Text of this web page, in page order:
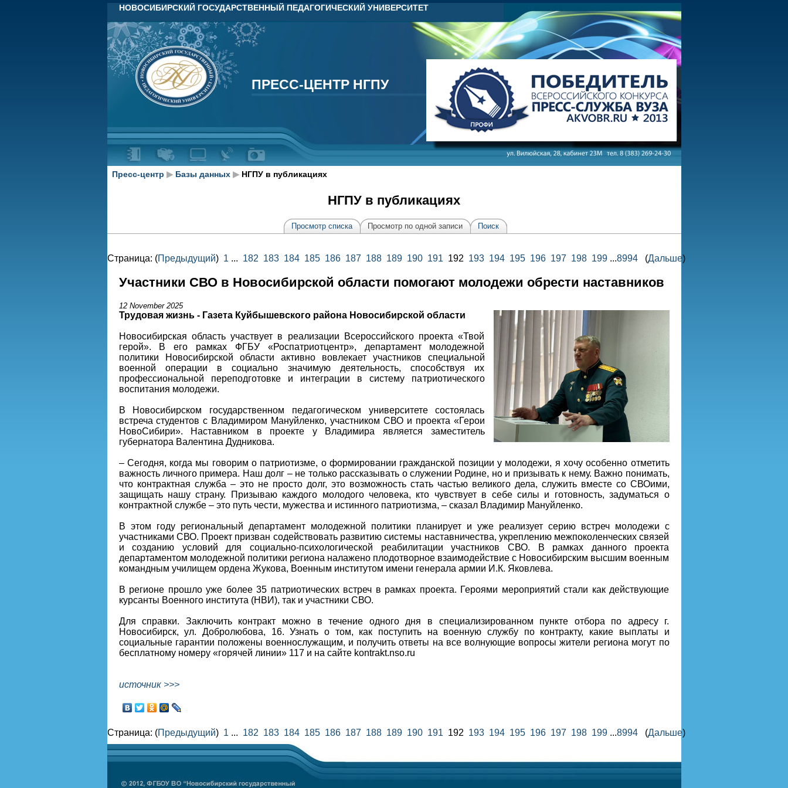
НОВОСИБИРСКИЙ ГОСУДАРСТВЕННЫЙ ПЕДАГОГИЧЕСКИЙ УНИВЕРСИТЕТ
ПРЕСС-ЦЕНТР НГПУ
ПРЕСС-ЦЕНТР НГПУ
Пресс-центр ▶ Базы данных ▶НГПУ в публикациях
НГПУ в публикациях
Просмотр списка Просмотр по одной записи Поиск
Страница: (Предыдущий) 1... 182 183 184 185 186 187 188 189 190 191192 193 194 195 196 197 198 199...8994(Дальше)
Участники СВО в Новосибирской области помогают молодежи обрести наставников
12 November 2025
Трудовая жизнь - Газета Куйбышевского района Новосибирской области
Новосибирская область участвует в реализации Всероссийского проекта «Твой
герой». В его рамках ФГБУ «Роспатриотцентр», департамент молодежной
политики Новосибирской области активно вовлекает участников специальной
военной операции в социально значимую деятельность, способствуя их
профессиональной переподготовке и интеграции в систему патриотического
воспитания молодежи.
В Новосибирском государственном педагогическом университете состоялась
встреча студентов с Владимиром Мануйленко, участником СВО и проекта «Герои
НовоСибири». Наставником в проекте у Владимира является заместитель
губернатора Валентина Дудникова.
– Сегодня, когда мы говорим о патриотизме, о формировании гражданской позиции у молодежи, я хочу особенно отметить
важность личного примера. Наш долг – не только рассказывать о служении Родине, но и призывать к нему. Важно понимать,
что контрактная служба – это не просто долг, это возможность стать частью великого дела, служить вместе со СВОими,
защищать нашу страну. Призываю каждого молодого человека, кто чувствует в себе силы и готовность, задуматься о
контрактной службе – это путь чести, мужества и истинного патриотизма, – сказал Владимир Мануйленко.
В этом году региональный департамент молодежной политики планирует и уже реализует серию встреч молодежи с
участниками СВО. Проект призван содействовать развитию системы наставничества, укреплению межпоколенческих связей
и созданию условий для социально-психологической реабилитации участников СВО. В рамках данного проекта
департаментом молодежной политики региона налажено плодотворное взаимодействие с Новосибирским высшим военным
командным училищем ордена Жукова, Военным институтом имени генерала армии И.К. Яковлева.
В регионе прошло уже более 35 патриотических встреч в рамках проекта. Героями мероприятий стали как действующие
курсанты Военного института (НВИ), так и участники СВО.
Для справки. Заключить контракт можно в течение одного дня в специализированном пункте отбора по адресу г.
Новосибирск, ул. Добролюбова, 16. Узнать о том, как поступить на военную службу по контракту, какие выплаты и
социальные гарантии положены военнослужащим, и получить ответы на все волнующие вопросы жители региона могут по
бесплатному номеру «горячей линии» 117 и на сайте kontrakt.nso.ru
источник >>>
Страница: (Предыдущий) 1 ... 182 183 184 185 186 187 188 189 190 191 192 193 194 195 196 197 198 199...8994(Дальше)